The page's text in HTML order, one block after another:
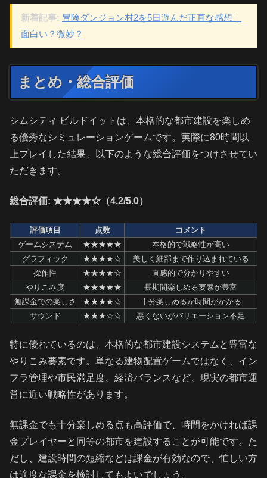
新着記事: 冒険ダンジョン村2を5日遊んだ正直な感想｜
面白い？微妙？
まとめ・総合評価
シムシティ ビルドイットは、本格的な都市建設を楽しめ
る優秀なシミュレーションゲームです。実際に80時間以
上プレイした結果、以下のような総合評価をつけさせてい
ただきます。
総合評価: ★★★★☆（4.2/5.0）
評価項目 点数
コメント
ゲームシステム
★★★★★
本格的で戦略性が高い
グラフィック
★★★★☆
美しく細部まで作り込まれている
操作性
★★★★☆
直感的で分かりやすい
やりこみ度
★★★★★
長期間楽しめる要素が豊富
無課金での楽しさ
★★★★☆
十分楽しめるが時間がかかる
サウンド
★★★☆☆ 悪くないがバリエーション不足
特に優れているのは、本格的な都市建設システムと豊富な
やりこみ要素です。単なる建物配置ゲームではなく、イン
フラ管理や市民満足度、経済バランスなど、現実の都市運
営に近い戦略性があります。
無課金でも十分楽しめる点も高評価で、時間をかければ課
金プレイヤーと同等の都市を建設することが可能です。た
だし、建設時間の短縮などは課金が有効なので、忙しい方
は適度な課金を検討してもよいでしょう。